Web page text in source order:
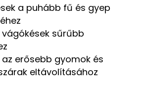
a puhább fű és gyep
vágókések sűrűbb
erősebb gyomok és
eltávolításához